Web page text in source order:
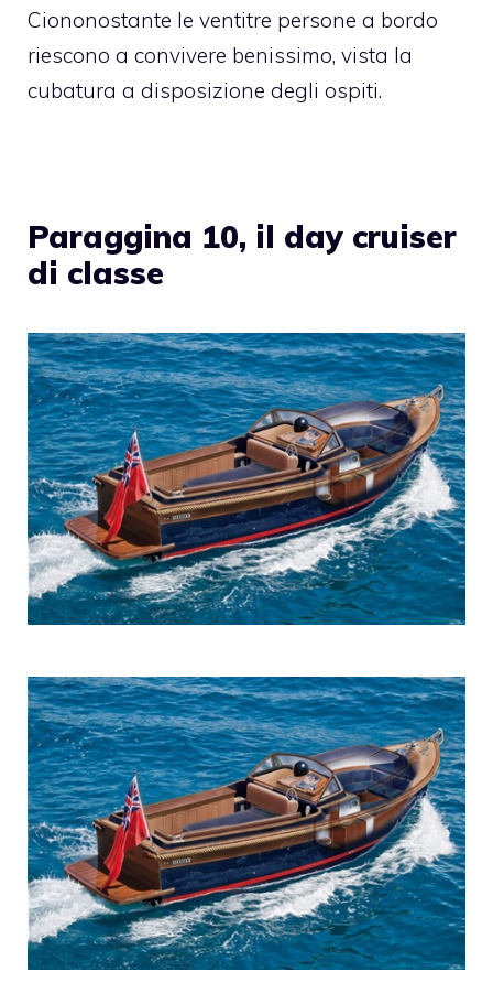
Ciononostante le ventitre persone a bordo
riescono a convivere benissimo, vista la
cubatura a disposizione degli ospiti.
Paraggina 10, il day cruiser
di classe